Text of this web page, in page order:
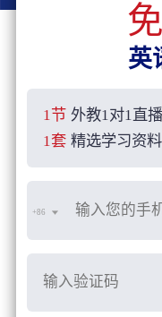
英
1节 外教1对1直
1套 精选学习资料
+86